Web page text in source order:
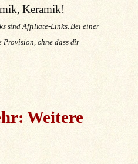
Keramik!
sind Affiliate-Links. Bei einer
ohne dass dir
Weitere